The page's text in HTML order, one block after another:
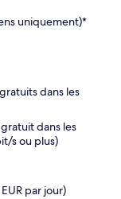
uniquement)*
dans les
dans les
s ou plus)
par jour)